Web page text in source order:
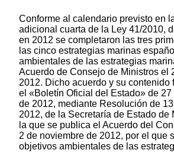
Conforme al calendario previsto en
adicional cuarta de la Ley 41/2010,
en 2012 se completaron las tres
las cinco estrategias marinas
ambientales de las estrategias
Acuerdo de Consejo de Ministros el
2012. Dicho acuerdo y su contenido
el «Boletín Oficial del Estado» de
de 2012, mediante Resolución de
2012, de la Secretaría de Estado de
la que se publica el Acuerdo del
2 de noviembre de 2012, por el que
objetivos ambientales de las